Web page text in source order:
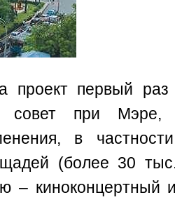
проект первый
совет при
в
(более 30
–